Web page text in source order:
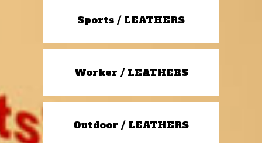
Sports / LEATHERS
Worker / LEATHERS
Outdoor / LEATHERS